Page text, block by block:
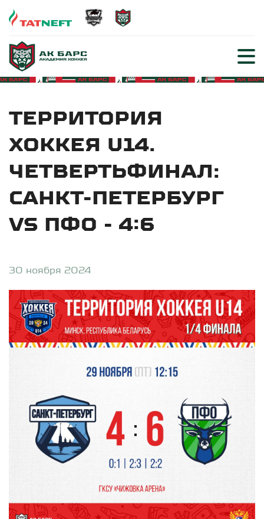
ТЕРРИТОРИЯ
ХОККЕЯ U14.
ЧЕТВЕРТЬФИНАЛ:
САНКТ-ПЕТЕРБУРГ
VS ПФО - 4:6
30 ноября 2024